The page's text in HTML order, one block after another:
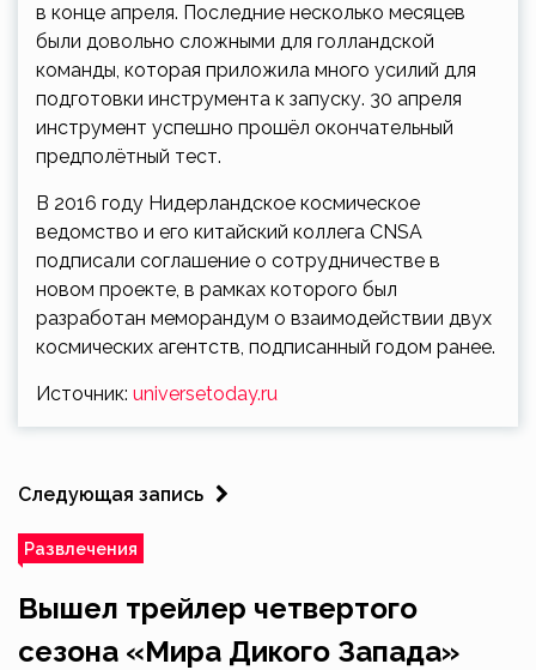
в конце апреля. Последние несколько месяцев
были довольно сложными для голландской
команды, которая приложила много усилий для
подготовки инструмента к запуску. 30 апреля
инструмент успешно прошёл окончательный
предполётный тест.
В 2016 году Нидерландское космическое
ведомство и его китайский коллега CNSA
подписали соглашение о сотрудничестве в
новом проекте, в рамках которого был
разработан меморандум о взаимодействии двух
космических агентств, подписанный годом ранее.
Источник: universetoday.ru
Следующая запись
Развлечения
Вышел трейлер четвертого
сезона «Мира Дикого Запада»